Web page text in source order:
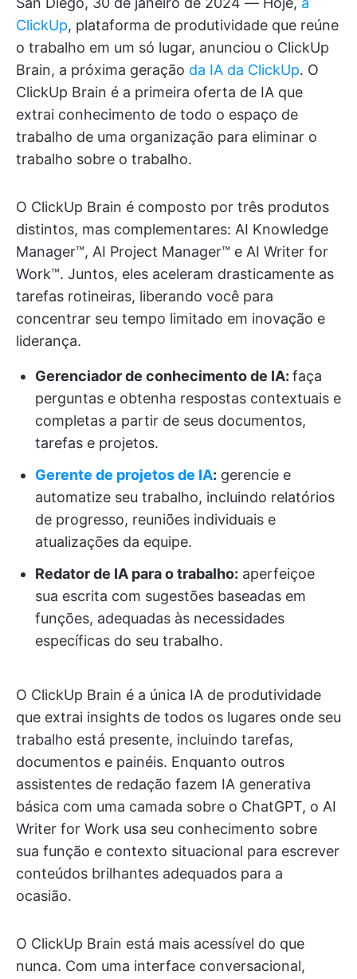
ClickUp, plataforma de produtividade que reúne
o trabalho em um só lugar, anunciou o ClickUp
Brain, a próxima geração da IA da ClickUp. O
ClickUp Brain é a primeira oferta de IA que
extrai conhecimento de todo o espaço de
trabalho de uma organização para eliminar o
trabalho sobre o trabalho.
O ClickUp Brain é composto por três produtos
distintos, mas complementares: AI Knowledge
Manager™, AI Project Manager™ e AI Writer for
Work™. Juntos, eles aceleram drasticamente as
tarefas rotineiras, liberando você para
concentrar seu tempo limitado em inovação e
liderança.
Gerenciador de conhecimento de IA: faça
perguntas e obtenha respostas contextuais e
completas a partir de seus documentos,
tarefas e projetos.
Gerente de projetos de IA: gerencie e
automatize seu trabalho, incluindo relatórios
de progresso, reuniões individuais e
atualizações da equipe.
Redator de IA para o trabalho: aperfeiçoe
sua escrita com sugestões baseadas em
funções, adequadas às necessidades
específicas do seu trabalho.
O ClickUp Brain é a única IA de produtividade
que extrai insights de todos os lugares onde seu
trabalho está presente, incluindo tarefas,
documentos e painéis. Enquanto outros
assistentes de redação fazem IA generativa
básica com uma camada sobre o ChatGPT, o AI
Writer for Work usa seu conhecimento sobre
sua função e contexto situacional para escrever
conteúdos brilhantes adequados para a
ocasião.
O ClickUp Brain está mais acessível do que
nunca. Com uma interface conversacional,